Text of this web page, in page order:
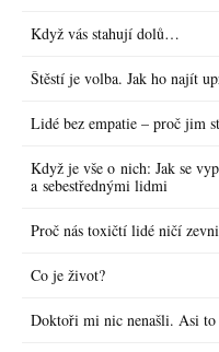
Když vás stahují dolů…
Štěstí je volba. Jak ho najít
Lidé bez empatie – proč jim
Když je vše o nich: Jak se
a sebestřednými lidmi
Proč nás toxičtí lidé ničí
Co je život?
Doktoři mi nic nenašli. Asi to